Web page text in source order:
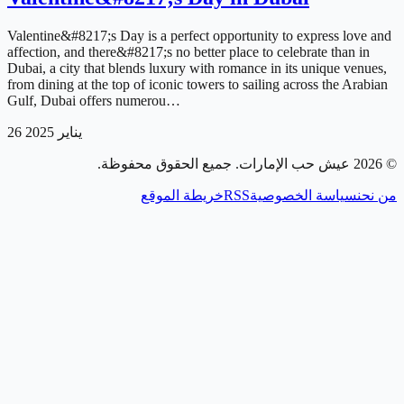
Valentine&#8217;s Day is a perfect opportunity to express love and
affection, and there&#8217;s no better place to celebrate than in
Dubai, a city that blends luxury with romance in its unique venues,
from dining at the top of iconic towers to sailing across the Arabian
Gulf, Dubai offers numerou…
26 يناير 2025
©
2026 عيش حب الإمارات. جميع الحقوق محفوظة.
من نحنسياسة الخصوصيةRSSخريطة الموقع